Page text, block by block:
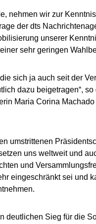
nehmen wir zur
der dts
unserer
sehr geringen
sich ja auch seit der
dazu beigetragen“,
Maria Corina Machado
umstrittenen
uns weltweit und
und
eingeschränkt sei und
deutlichen Sieg für die